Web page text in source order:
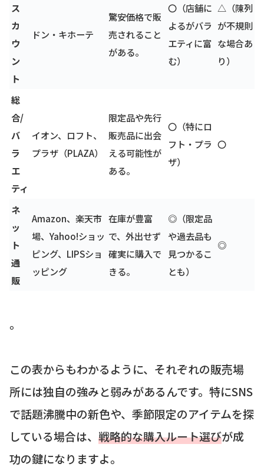
ス
カ
ウ
ン
ト
ドン・キホーテ
驚安価格で販
売されること
がある。
〇（店舗に
よるがバラ
エティに富
む）
△（陳列
が不規則
な場合あ
り）
総
合/
バ
ラ
エ
ティ
イオン、ロフト、
プラザ（PLAZA）
限定品や先行
販売品に出会
える可能性が
ある。
〇（特にロ
フト・プラ
ザ）
〇
ネ
ッ
ト
通
販
Amazon、楽天市
場、Yahoo!ショッ
ピング、LIPSショ
ッピング
在庫が豊富
で、外出せず
確実に購入で
きる。
◎（限定品
や過去品も
見つかるこ
とも）
◎
。
この表からもわかるように、それぞれの販売場
所には独自の強みと弱みがあるんです。特にSNS
で話題沸騰中の新色や、季節限定のアイテムを探
している場合は、 戦略的な購入ルート選びが成
功の鍵になりますよ。